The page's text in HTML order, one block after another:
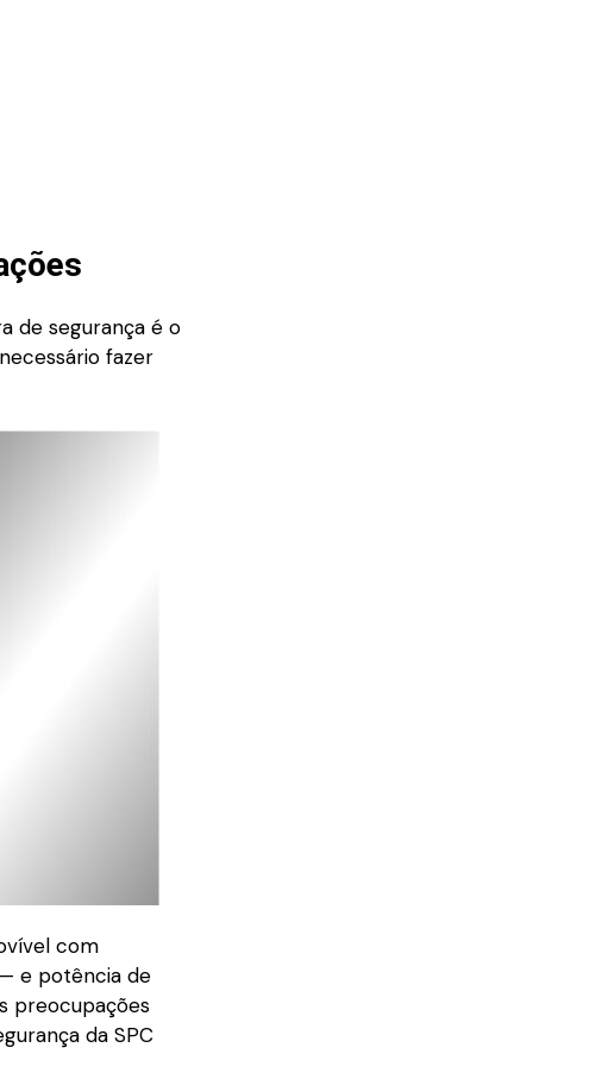
de segurança é o
fazer
com
e potência de
preocupações
da SPC